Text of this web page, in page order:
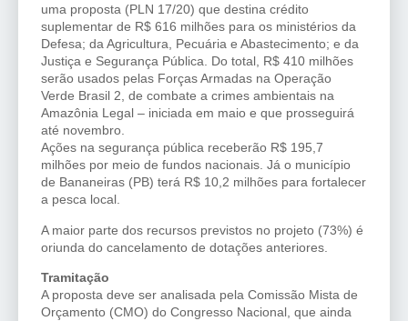
uma proposta (PLN 17/20) que destina crédito
suplementar de R$ 616 milhões para os ministérios da
Defesa; da Agricultura, Pecuária e Abastecimento; e da
Justiça e Segurança Pública. Do total, R$ 410 milhões
serão usados pelas Forças Armadas na Operação
Verde Brasil 2, de combate a crimes ambientais na
Amazônia Legal – iniciada em maio e que prosseguirá
até novembro.
Ações na segurança pública receberão R$ 195,7
milhões por meio de fundos nacionais. Já o município
de Bananeiras (PB) terá R$ 10,2 milhões para fortalecer
a pesca local.
A maior parte dos recursos previstos no projeto (73%) é
oriunda do cancelamento de dotações anteriores.
Tramitação
A proposta deve ser analisada pela Comissão Mista de
Orçamento (CMO) do Congresso Nacional, que ainda